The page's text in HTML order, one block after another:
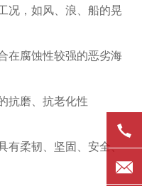
况，如风、浪、船的晃
在腐蚀性较强的恶劣海
抗磨、抗老化性
有柔韧、坚固、安全、